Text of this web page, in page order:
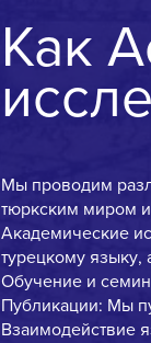
Как
Мы проводим
тюркским миром
Академические
турецкому языку,
Обучение и
Публикации: Мы
Взаимодействие